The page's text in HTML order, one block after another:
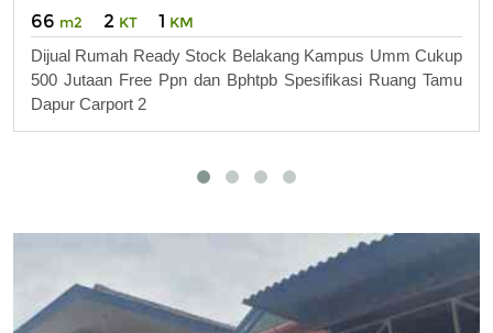
66 m2 2 KT 1 KM
Dijual Rumah Ready Stock Belakang Kampus Umm Cukup
500 Jutaan Free Ppn dan Bphtpb Spesifikasi Ruang Tamu
Dapur Carport 2